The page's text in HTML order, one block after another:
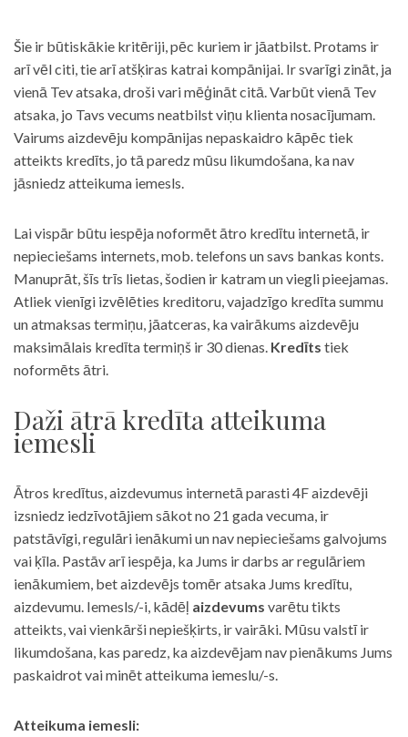
Šie ir būtiskākie kritēriji, pēc kuriem ir jāatbilst. Protams ir
arī vēl citi, tie arī atšķiras katrai kompānijai. Ir svarīgi zināt, ja
vienā Tev atsaka, droši vari mēģināt citā. Varbūt vienā Tev
atsaka, jo Tavs vecums neatbilst viņu klienta nosacījumam.
Vairums aizdevēju kompānijas nepaskaidro kāpēc tiek
atteikts kredīts, jo tā paredz mūsu likumdošana, ka nav
jāsniedz atteikuma iemesls.
Lai vispār būtu iespēja noformēt ātro kredītu internetā, ir
nepieciešams internets, mob. telefons un savs bankas konts.
Manuprāt, šīs trīs lietas, šodien ir katram un viegli pieejamas.
Atliek vienīgi izvēlēties kreditoru, vajadzīgo kredīta summu
un atmaksas termiņu, jāatceras, ka vairākums aizdevēju
maksimālais kredīta termiņš ir 30 dienas. Kredīts tiek
noformēts ātri.
Daži ātrā kredīta atteikuma
iemesli
Ātros kredītus, aizdevumus internetā parasti 4F aizdevēji
izsniedz iedzīvotājiem sākot no 21 gada vecuma, ir
patstāvīgi, regulāri ienākumi un nav nepieciešams galvojums
vai ķīla. Pastāv arī iespēja, ka Jums ir darbs ar regulāriem
ienākumiem, bet aizdevējs tomēr atsaka Jums kredītu,
aizdevumu. Iemesls/-i, kādēļ aizdevums varētu tikts
atteikts, vai vienkārši nepiešķirts, ir vairāki. Mūsu valstī ir
likumdošana, kas paredz, ka aizdevējam nav pienākums Jums
paskaidrot vai minēt atteikuma iemeslu/-s.
Atteikuma iemesli: